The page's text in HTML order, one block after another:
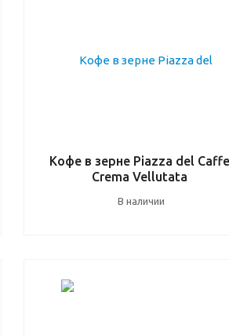
Кофе в зерне Piazza del Caffe
Crema Vellutata
В наличии